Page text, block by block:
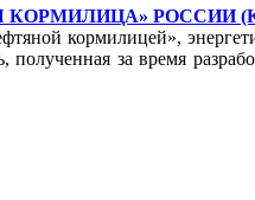
РОССИИ (К 60-
кормилицей»,
полученная за время